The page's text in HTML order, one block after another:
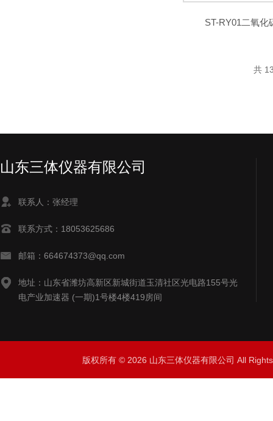
ST-RY01二氧化
共
山东三体仪器有限公司
联系人：张经理
联系方式：18053625686
邮箱：664674373@qq.com
地址：山东省潍坊高新区新城街道玉清社区光电路155号光
电产业加速器 (一期)1号楼4楼419房间
版权所有 © 2026 山东三体仪器有限公司 All